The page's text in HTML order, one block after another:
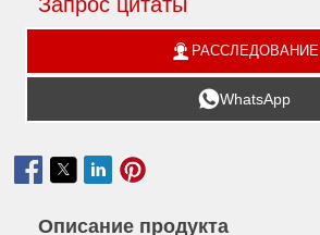
 РАССЛЕДОВАНИЕ
WhatsApp

Описание продукта